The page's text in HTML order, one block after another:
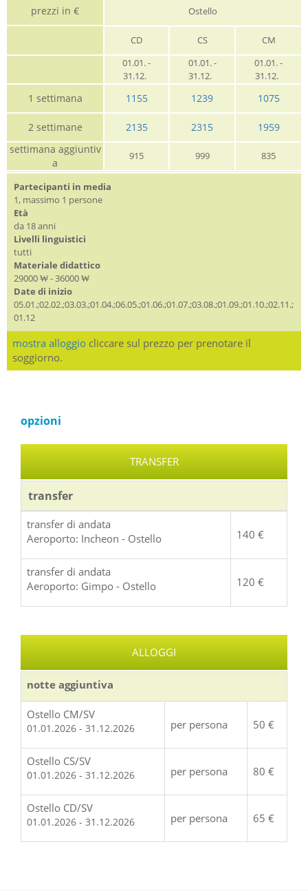
prezzi in € Ostello
CD CS
CM
01.01. -
31.12.
01.01. -
31.12.
01.01. -
31.12.
1 settimana 1155 1239 1075
2 settimane 2135 2315
1959
settimana aggiuntiv
a
915 999 835
Partecipanti in media
1, massimo 1 persone
Età
da 18 anni
Livelli linguistici
tutti
Materiale didattico
29000 ₩ - 36000 ₩
Date di inizio
05.01.;02.02.;03.03.;01.04.;06.05.;01.06.;01.07.;03.08.;01.09.;01.10.;02.11.;
01.12
mostra alloggio cliccare sul prezzo per prenotare il
soggiorno.
opzioni
TRANSFER
transfer
transfer di andata
Aeroporto: Incheon - Ostello
140 €
transfer di andata
Aeroporto: Gimpo - Ostello
120 €
ALLOGGI
notte aggiuntiva
Ostello CM/SV
01.01.2026 - 31.12.2026 per persona 50 €
Ostello CS/SV
01.01.2026 - 31.12.2026 per persona 80 €
Ostello CD/SV
01.01.2026 - 31.12.2026 per persona 65 €